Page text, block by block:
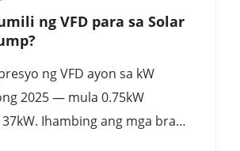
ng VFD para sa Solar
ng VFD ayon sa kW
2025 — mula 0.75kW
Ihambing ang mga brand